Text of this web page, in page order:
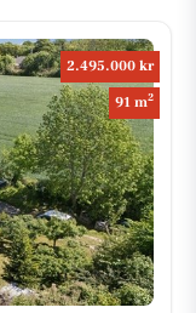
2.495.000 kr
91 m2